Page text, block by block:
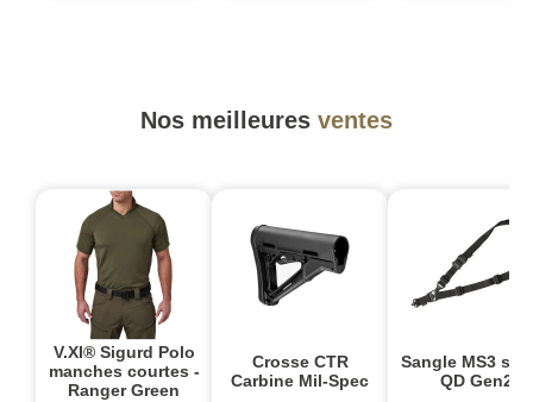
Nos meilleures ventes
V.XI® Sigurd Polo
manches courtes -
Ranger Green
Crosse CTR
Carbine Mil-Spec
Sangle MS3
QD Gen2